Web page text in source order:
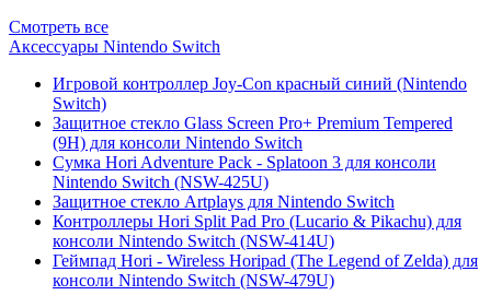
Смотреть все
Аксессуары Nintendo Switch
Игровой контроллер Joy-Con красный синий (Nintendo
Switch)
Защитное стекло Glass Screen Pro+ Premium Tempered
(9H) для консоли Nintendo Switch
Сумка Hori Adventure Pack - Splatoon 3 для консоли
Nintendo Switch (NSW-425U)
Защитное стекло Artplays для Nintendo Switch
Контроллеры Hori Split Pad Pro (Lucario & Pikachu) для
консоли Nintendo Switch (NSW-414U)
Геймпад Hori - Wireless Horipad (The Legend of Zelda) для
консоли Nintendo Switch (NSW-479U)